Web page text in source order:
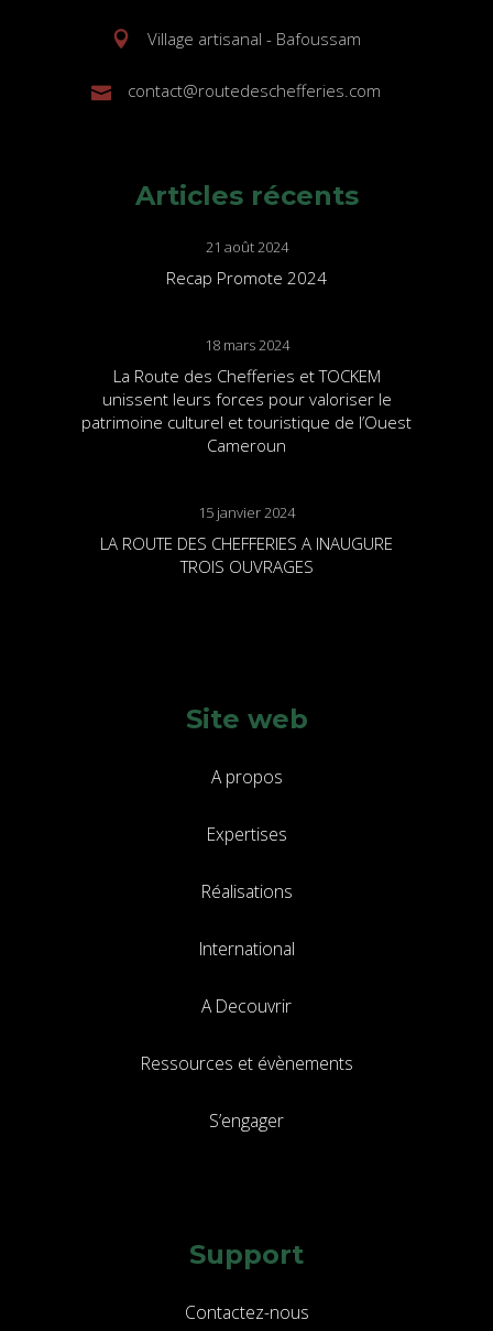
Village artisanal - Bafoussam
contact@routedeschefferies.com
Articles récents
21 août 2024
Recap Promote 2024
18 mars 2024
La Route des Chefferies et TOCKEM
unissent leurs forces pour valoriser le
patrimoine culturel et touristique de l’Ouest
Cameroun
15 janvier 2024
LA ROUTE DES CHEFFERIES A INAUGURE
TROIS OUVRAGES
Site web
A propos
Expertises
Réalisations
International
A Decouvrir
Ressources et évènements
S’engager
Support
Contactez-nous